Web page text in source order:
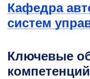
Кафедра
систем
Ключевые